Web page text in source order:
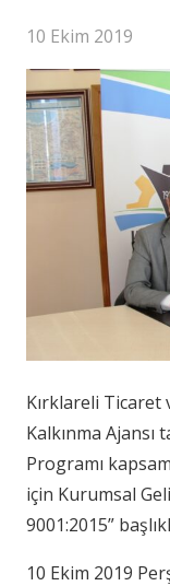
10 Ekim 2019
Kırklareli Ticaret
Kalkınma Ajansı
Programı
için Kurumsal
9001:2015”
10 Ekim 2019